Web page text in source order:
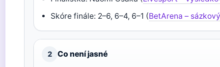
Skóre finále: 2–6, 6–4, 6–1 (BetArena –
2 Co není jasné